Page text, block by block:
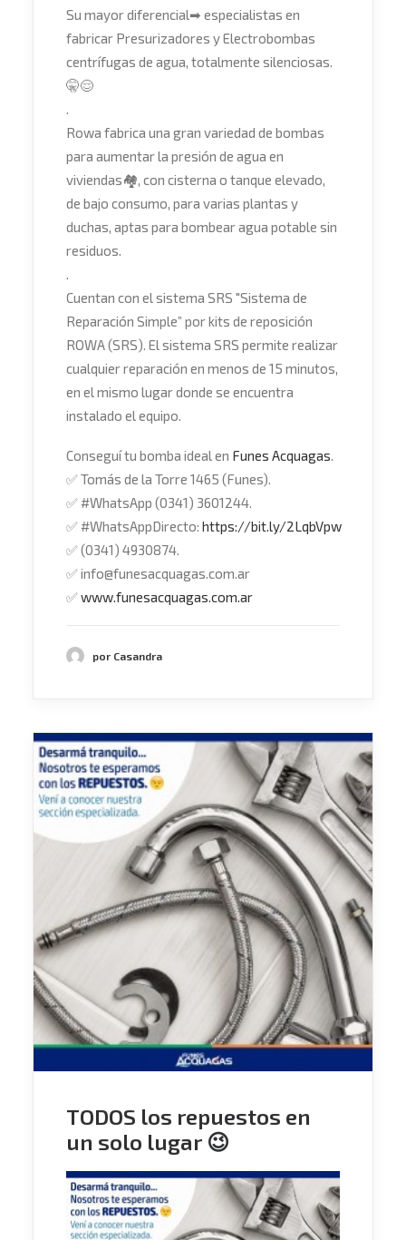
Su mayor diferencial➡ especialistas en
fabricar Presurizadores y Electrobombas
centrífugas de agua, totalmente silenciosas.
🤫😌
.
Rowa fabrica una gran variedad de bombas
para aumentar la presión de agua en
viviendas🏘, con cisterna o tanque elevado,
de bajo consumo, para varias plantas y
duchas, aptas para bombear agua potable sin
residuos.
.
Cuentan con el sistema SRS "Sistema de
Reparación Simple” por kits de reposición
ROWA (SRS). El sistema SRS permite realizar
cualquier reparación en menos de 15 minutos,
en el mismo lugar donde se encuentra
instalado el equipo.
Conseguí tu bomba ideal en Funes Acquagas.
✅Tomás de la Torre 1465 (Funes).
✅#WhatsApp (0341) 3601244.
✅#WhatsAppDirecto: https://bit.ly/2LqbVpw
✅(0341) 4930874.
✅info@funesacquagas.com.ar
✅www.funesacquagas.com.ar
por Casandra
TODOS los repuestos en
un solo lugar 😉